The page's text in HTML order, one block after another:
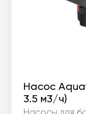
Насос
3.5 м3/ч)